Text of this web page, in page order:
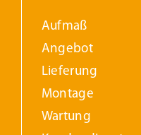
Aufmaß
Angebot
Lieferung
Montage
Wartung